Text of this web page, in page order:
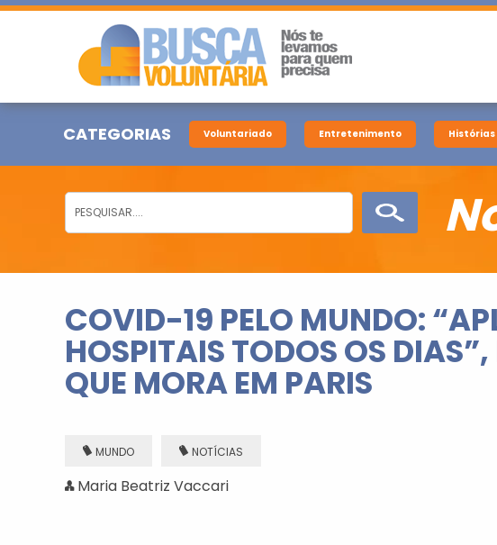
CATEGORIAS Voluntariado Entretenimento Histórias
COVID-19 PELO MUNDO:
HOSPITAIS TODOS OS
QUE MORA EM PARIS
MUNDO NOTÍCIAS
Maria Beatriz Vaccari